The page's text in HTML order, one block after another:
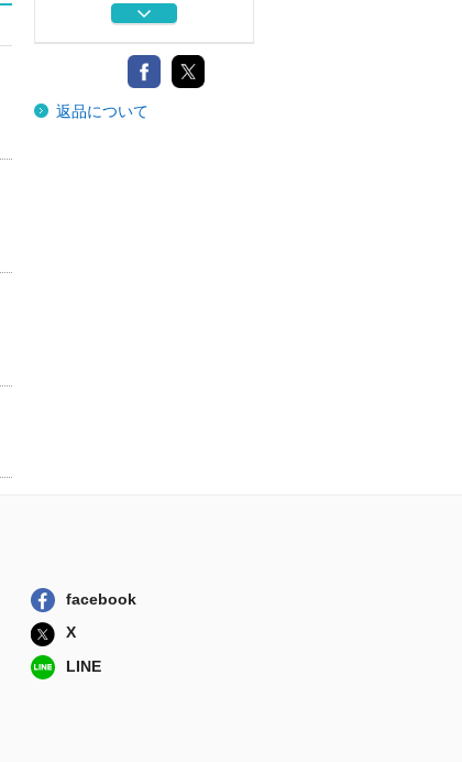
神と科学 世界は
日経ＢＰ
地図で見るアメリ
カハンドブック
返品について
facebook
X
LINE